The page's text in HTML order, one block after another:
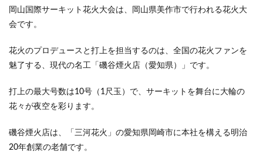
岡山国際サーキット花火大会は、岡山県美作市で行われる花火大
会です。
花火のプロデュースと打上を担当するのは、全国の花火ファンを
魅了する、現代の名工「磯谷煙火店（愛知県）」です。
打上の最大号数は10号（1尺玉）で、サーキットを舞台に大輪の
花々が夜空を彩ります。
磯谷煙火店は、「三河花火」の愛知県岡崎市に本社を構える明治
20年創業の老舗です。